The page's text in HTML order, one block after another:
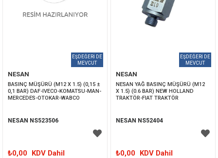
NESAN
BASINÇ MÜŞÜRÜ (M12 X 1.5) (0,15 ±
0,1 BAR) DAF-IVECO-KOMATSU-MAN-
MERCEDES-OTOKAR-WABCO
NESAN NS523506
₺0,00 KDV Dahil
NESAN
NESAN YAĞ BASINÇ MÜŞÜRÜ (M12
X 1.5) (0.6 BAR) NEW HOLLAND
TRAKTÖR-FIAT TRAKTÖR
NESAN NS52404
₺0,00 KDV Dahil